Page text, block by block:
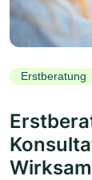
Erstberatung